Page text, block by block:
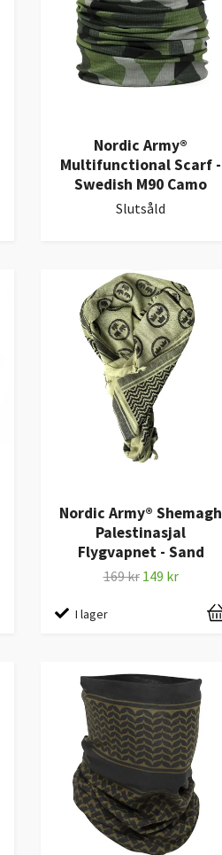
Nordic Army®
Multifunctional Scarf -
Swedish M90 Camo
Slutsåld
Nordic Army® Shemagh
Palestinasjal
Flygvapnet - Sand
169 kr 149 kr
I lager